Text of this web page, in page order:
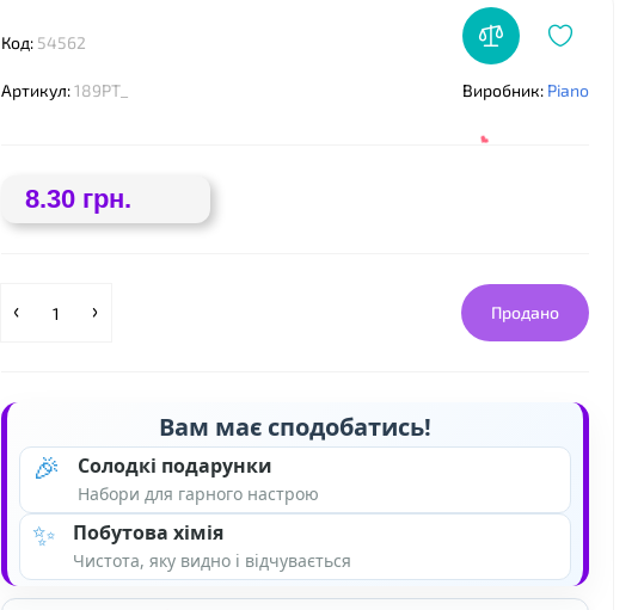
Код: 54562
Артикул:189PT_ Виробник: Piano
8.30 грн.
Продано
Вам має сподобатись!
🎉 Солодкі подарунки
Набори для гарного настрою
✨ Побутова хімія
Чистота, яку видно і відчувається